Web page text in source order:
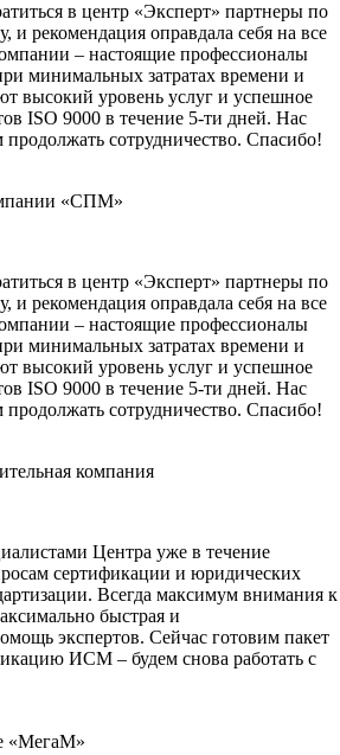
в центр «Эксперт» партнеры по
и рекомендация оправдала себя на все
– настоящие профессионалы
минимальных затратах времени и
высокий уровень услуг и успешное
ISO 9000 в течение 5-ти дней. Нас
продолжать сотрудничество. Спасибо!
«СПМ»
в центр «Эксперт» партнеры по
и рекомендация оправдала себя на все
– настоящие профессионалы
минимальных затратах времени и
высокий уровень услуг и успешное
ISO 9000 в течение 5-ти дней. Нас
продолжать сотрудничество. Спасибо!
компания
Центра уже в течение
сертификации и юридических
Всегда максимум внимания к
быстрая и
экспертов. Сейчас готовим пакет
ИСМ – будем снова работать с
«МегаМ»